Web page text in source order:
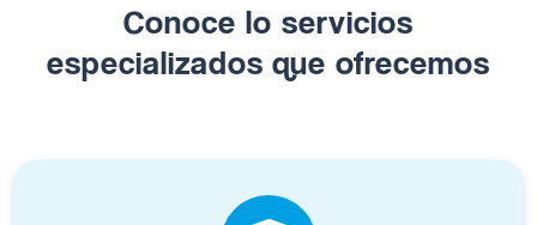
Conoce lo servicios
especializados que ofrecemos